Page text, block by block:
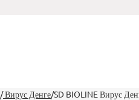
/Вирус Денге/SD BIOLINE Вирус